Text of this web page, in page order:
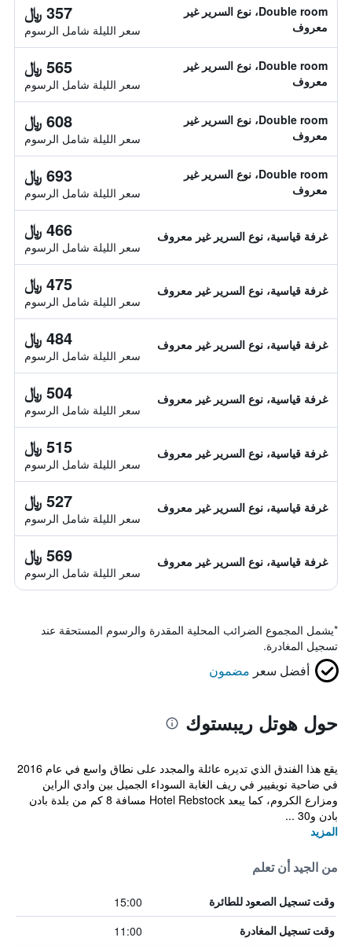
Double room، نوع السرير غير
معروف
357 ﷼
سعر الليلة شامل الرسوم
Double room، نوع السرير غير
معروف
565 ﷼
سعر الليلة شامل الرسوم
Double room، نوع السرير غير
معروف
608 ﷼
سعر الليلة شامل الرسوم
Double room، نوع السرير غير
معروف
693 ﷼
سعر الليلة شامل الرسوم
غرفة قياسية، نوع السرير غير معروف 466 ﷼
سعر الليلة شامل الرسوم
غرفة قياسية، نوع السرير غير معروف 475 ﷼
سعر الليلة شامل الرسوم
غرفة قياسية، نوع السرير غير معروف 484 ﷼
سعر الليلة شامل الرسوم
غرفة قياسية، نوع السرير غير معروف 504 ﷼
سعر الليلة شامل الرسوم
غرفة قياسية، نوع السرير غير معروف 515 ﷼
سعر الليلة شامل الرسوم
غرفة قياسية، نوع السرير غير معروف 527 ﷼
سعر الليلة شامل الرسوم
غرفة قياسية، نوع السرير غير معروف 569 ﷼
سعر الليلة شامل الرسوم
*يشمل المجموع الضرائب المحلية المقدرة والرسوم المستحقة عند
تسجيل المغادرة.
أفضل سعر مضمون
حول هوتل ريبستوك
يقع هذا الفندق الذي تديره عائلة والمجدد على نطاق واسع في عام 2016
في ضاحية نويفيير في ريف الغابة السوداء الجميل بين وادي الراين
ومزارع الكروم، كما يبعد Hotel Rebstock مسافة 8 كم من بلدة بادن
بادن و30 ...
المزيد
من الجيد أن تعلم
وقت تسجيل الصعود للطائرة 15:00
وقت تسجيل المغادرة 11:00